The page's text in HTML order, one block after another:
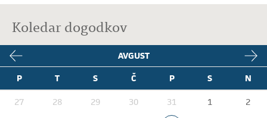
Koledar dogodkov
AVGUST
P
T S Č P S N
27 28 29 30 31 1
2